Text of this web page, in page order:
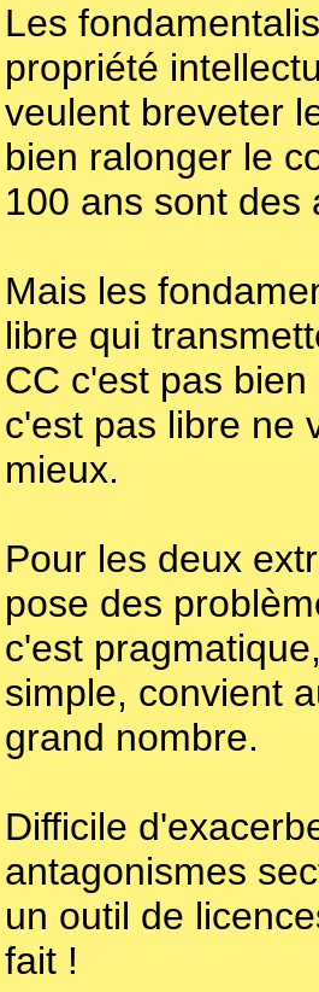
Les
propriété
veulent breveter
bien ralonger le
100 ans sont des
Mais les
libre qui
CC c'est pas
c'est pas libre ne
mieux.
Pour les deux
pose des
c'est
simple, convient
grand nombre.
Difficile
antagonismes
un outil de
fait !